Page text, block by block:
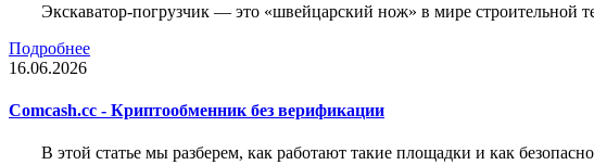
Экскаватор-погрузчик — это «швейцарский нож» в мире строительной
Подробнее
16.06.2026
Comcash.cc - Криптообменник без верификации
В этой статье мы разберем, как работают такие площадки и как